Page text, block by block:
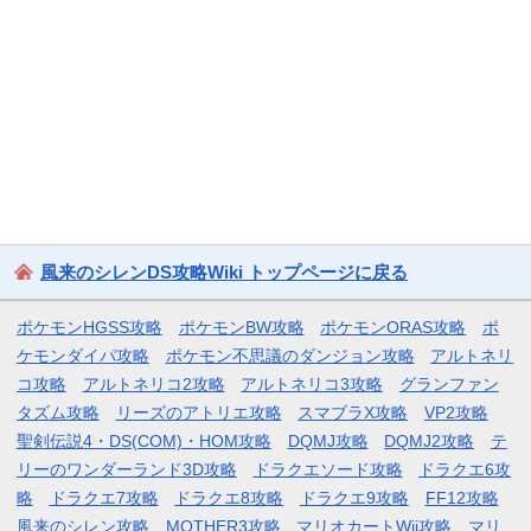
風来のシレンDS攻略Wiki トップページに戻る
ポケモンHGSS攻略 ポケモンBW攻略 ポケモンORAS攻略
ポ
ケモンダイパ攻略
ポケモン不思議のダンジョン攻略
アルトネリ
コ攻略
アルトネリコ2攻略 アルトネリコ3攻略
グランファン
タズム攻略
リーズのアトリエ攻略 スマブラX攻略
VP2攻略
聖剣伝説4・DS(COM)・HOM攻略
DQMJ攻略 DQMJ2攻略
テ
リーのワンダーランド3D攻略
ドラクエソード攻略
ドラクエ6攻
略
ドラクエ7攻略 ドラクエ8攻略 ドラクエ9攻略
FF12攻略
風来のシレン攻略
MOTHER3攻略 マリオカートWii攻略 マリ